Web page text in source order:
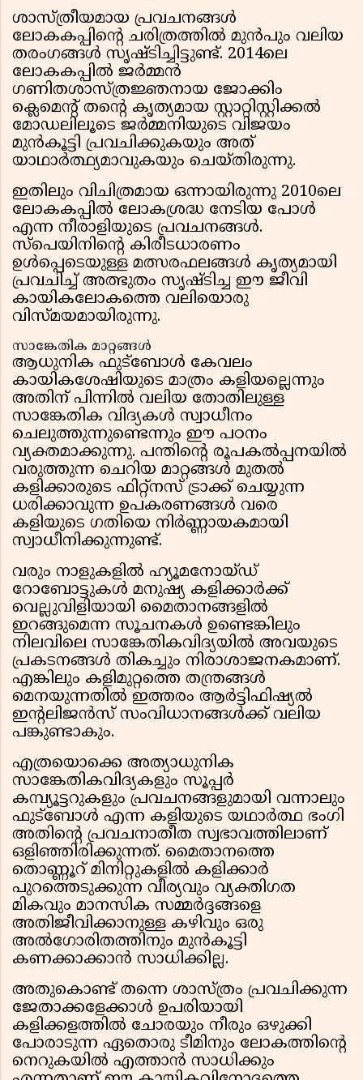
ശാസ്ത്രീയമായ പ്രവചനങ്ങൾ
ലോകകപ്പിൻ്റെ ചരിത്രത്തിൽ മുൻപും വലിയ
തരംഗങ്ങൾ സൃഷ്ടിച്ചിട്ടുണ്ട്. 2014ലെ
ലോകകപ്പിൽ ജർമ്മൻ
ഗണിതശാസ്ത്രജ്ഞനായ ജോക്കിം
ക്ലെമെൻ്റ് തൻ്റെ കൃത്യമായ സ്റ്റാറ്റിസ്റ്റിക്കൽ
മോഡലിലൂടെ ജർമ്മനിയുടെ വിജയം
മുൻകൂട്ടി പ്രവചിക്കുകയും അത്
യാഥാർത്ഥ്യമാവുകയും ചെയ്തിരുന്നു.
ഇതിലും വിചിത്രമായ ഒന്നായിരുന്നു 2010ലെ
ലോകകപ്പിൽ ലോകശ്രദ്ധ നേടിയ പോൾ
എന്ന നീരാളിയുടെ പ്രവചനങ്ങൾ.
സ്പെയിനിൻ്റെ കിരീടധാരണം
ഉൾപ്പെടെയുള്ള മത്സരഫലങ്ങൾ കൃത്യമായി
പ്രവചിച്ച് അത്ഭുതം സൃഷ്ടിച്ച ഈ ജീവി
കായികലോകത്തെ വലിയൊരു
വിസ്മയമായിരുന്നു.
സാങ്കേതിക മാറ്റങ്ങൾ
ആധുനിക ഫുട്ബോൾ കേവലം
കായികശേഷിയുടെ മാത്രം കളിയല്ലെന്നും
അതിന് പിന്നിൽ വലിയ തോതിലുള്ള
സാങ്കേതിക വിദ്യകൾ സ്വാധീനം
ചെലുത്തുന്നുണ്ടെന്നും ഈ പഠനം
വ്യക്തമാക്കുന്നു. പന്തിൻ്റെ രൂപകൽപ്പനയിൽ
വരുത്തുന്ന ചെറിയ മാറ്റങ്ങൾ മുതൽ
കളിക്കാരുടെ ഫിറ്റ്നസ് ട്രാക്ക് ചെയ്യുന്ന
ധരിക്കാവുന്ന ഉപകരണങ്ങൾ വരെ
കളിയുടെ ഗതിയെ നിർണ്ണായകമായി
സ്വാധീനിക്കുന്നുണ്ട്.
വരും നാളുകളിൽ ഹ്യൂമനോയ്ഡ്
റോബോട്ടുകൾ മനുഷ്യ കളിക്കാർക്ക്
വെല്ലുവിളിയായി മൈതാനങ്ങളിൽ
ഇറങ്ങുമെന്ന സൂചനകൾ ഉണ്ടെങ്കിലും
നിലവിലെ സാങ്കേതികവിദ്യയിൽ അവയുടെ
പ്രകടനങ്ങൾ തികച്ചും നിരാശാജനകമാണ്.
എങ്കിലും കളിമുറ്റത്തെ തന്ത്രങ്ങൾ
മെനയുന്നതിൽ ഇത്തരം ആർട്ടിഫിഷ്യൽ
ഇൻ്റലിജൻസ് സംവിധാനങ്ങൾക്ക് വലിയ
പങ്കുണ്ടാകും.
എത്രയൊക്കെ അത്യാധുനിക
സാങ്കേതികവിദ്യകളും സൂപ്പർ
കമ്പ്യൂട്ടറുകളും പ്രവചനങ്ങളുമായി വന്നാലും
ഫുട്ബോൾ എന്ന കളിയുടെ യഥാർത്ഥ ഭംഗി
അതിൻ്റെ പ്രവചനാതീത സ്വഭാവത്തിലാണ്
ഒളിഞ്ഞിരിക്കുന്നത്. മൈതാനത്തെ
തൊണ്ണൂറ് മിനിറ്റുകളിൽ കളിക്കാർ
പുറത്തെടുക്കുന്ന വീര്യവും വ്യക്തിഗത
മികവും മാനസിക സമ്മർദ്ദങ്ങളെ
അതിജീവിക്കാനുള്ള കഴിവും ഒരു
അൽഗോരിതത്തിനും മുൻകൂട്ടി
കണക്കാക്കാൻ സാധിക്കില്ല.
അതുകൊണ്ട് തന്നെ ശാസ്ത്രം പ്രവചിക്കുന്ന
ജേതാക്കളേക്കാൾ ഉപരിയായി
കളിക്കളത്തിൽ ചോരയും നീരും ഒഴുക്കി
പോരാടുന്ന ഏതൊരു ടീമിനും ലോകത്തിൻ്റെ
നെറുകയിൽ എത്താൻ സാധിക്കും